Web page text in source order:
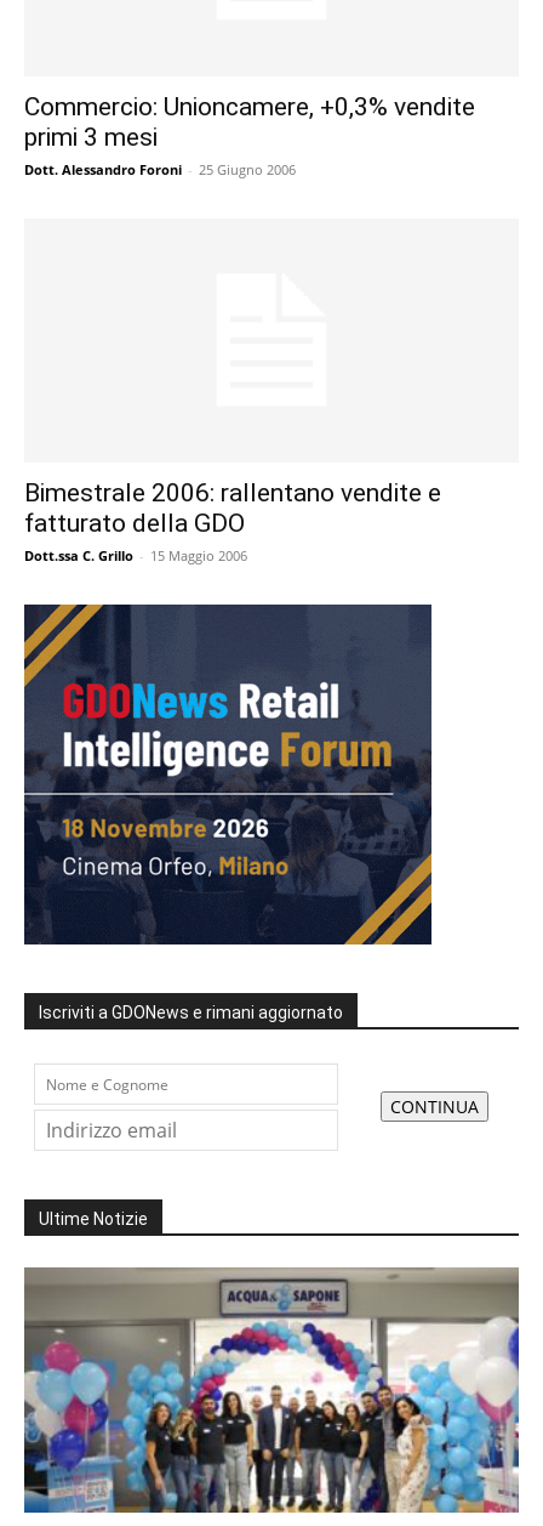
Commercio: Unioncamere, +0,3% vendite
primi 3 mesi
Dott. Alessandro Foroni - 25 Giugno 2006
Bimestrale 2006: rallentano vendite e
fatturato della GDO
Dott.ssa C. Grillo - 15 Maggio 2006
Iscriviti a GDONews e rimani aggiornato
Ultime Notizie